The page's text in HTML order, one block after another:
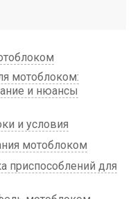
мотоблоком:
и нюансы
и условия
мотоблоком
приспособлений для